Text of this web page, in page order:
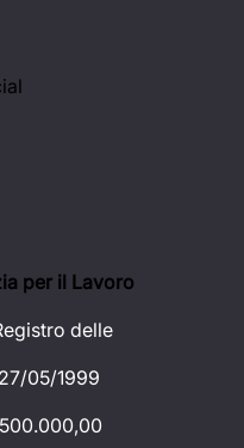
per il Lavoro
delle
05/1999